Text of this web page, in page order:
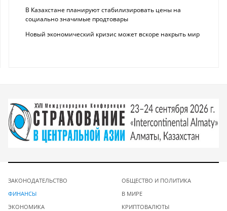
В Казахстане планируют стабилизировать цены на
социально значимые продтовары
Новый экономический кризис может вскоре накрыть мир
ЗАКОНОДАТЕЛЬСТВО
ФИНАНСЫ
ЭКОНОМИКА
ОБЩЕСТВО И ПОЛИТИКА
В МИРЕ
КРИПТОВАЛЮТЫ